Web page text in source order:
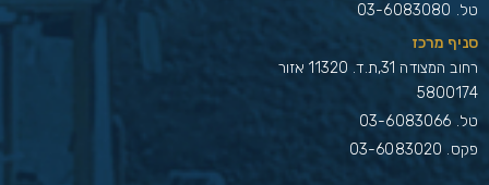
טל. 03-6083080
סניף מרכז
רחוב המצודה 31,ת.ד. 11320 אזור
5800174
טל. 03-6083066
פקס. 03-6083020